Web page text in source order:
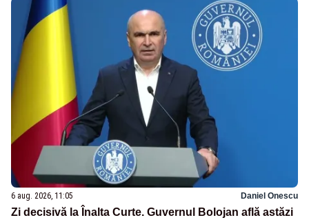
6 aug. 2026, 11:05 Daniel Onescu
Zi decisivă la Înalta Curte. Guvernul Bolojan află astăzi